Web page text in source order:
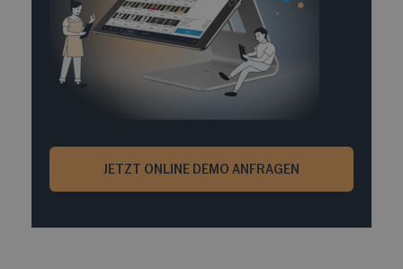
JETZT ONLINE DEMO ANFRAGEN